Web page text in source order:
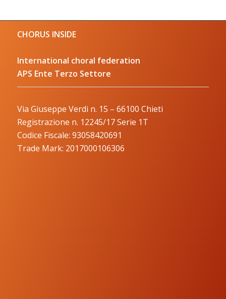
CHORUS INSIDE
International choral federation
APS Ente Terzo Settore
Via Giuseppe Verdi n. 15 – 66100 Chieti
Registrazione n. 12245/17 Serie 1T
Codice Fiscale: 93058420691
Trade Mark: 2017000106306